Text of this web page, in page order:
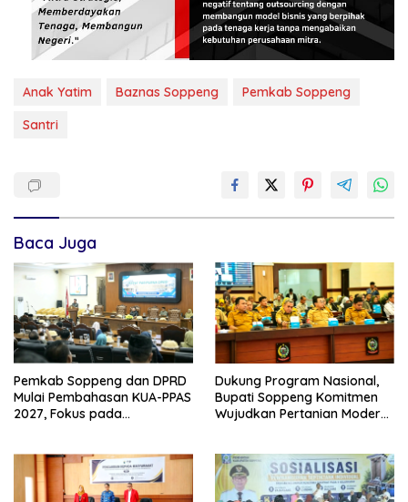
Anak Yatim Baznas Soppeng
Pemkab Soppeng
Santri
Baca Juga
Pemkab Soppeng dan DPRD
Mulai Pembahasan KUA-PPAS
2027, Fokus pada
Dukung Program Nasional,
Bupati Soppeng Komitmen
Wujudkan Pertanian Modern